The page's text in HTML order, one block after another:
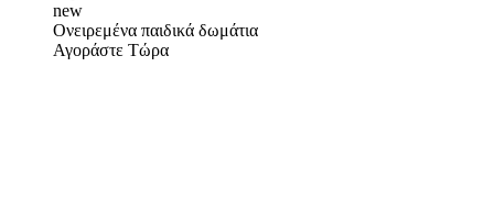
new
Ονειρεμένα παιδικά δωμάτια
Αγοράστε Τώρα